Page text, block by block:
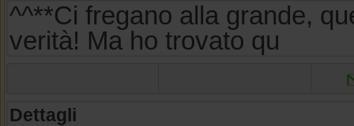
^^**Ci fregano alla grande,
verità! Ma ho trovato qu
Dettagli